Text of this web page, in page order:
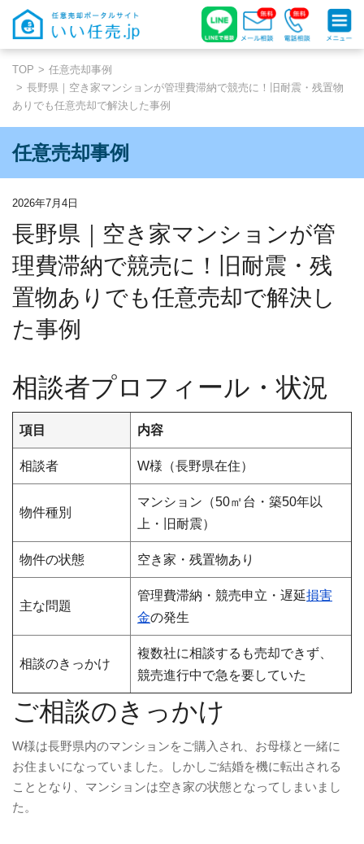
TOP
任意売却事例
長野県｜空き家マンションが管理費滞納で競売に！旧耐震・残置物
ありでも任意売却で解決した事例
任意売却事例
2026年7月4日
長野県｜空き家マンションが管
理費滞納で競売に！旧耐震・残
置物ありでも任意売却で解決し
た事例
相談者プロフィール・状況
項目 内容
相談者 W様（長野県在住）
物件種別
マンション（50㎡台・築50年以
上・旧耐震）
物件の状態 空き家・残置物あり
主な問題
管理費滞納・競売申立・遅延損害
金の発生
相談のきっかけ
複数社に相談するも売却できず、
競売進行中で急を要していた
ご相談のきっかけ
W様は長野県内のマンションをご購入され、お母様と一緒に
お住まいになっていました。しかしご結婚を機に転出される
こととなり、マンションは空き家の状態となってしまいまし
た。